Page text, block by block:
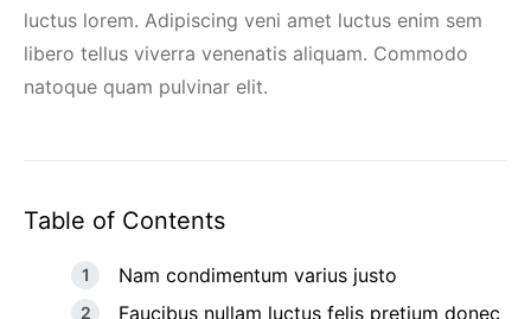
luctus lorem. Adipiscing veni amet luctus enim sem
libero tellus viverra venenatis aliquam. Commodo
natoque quam pulvinar elit.
Table of Contents
Nam condimentum varius justo
Faucibus nullam luctus felis pretium donec